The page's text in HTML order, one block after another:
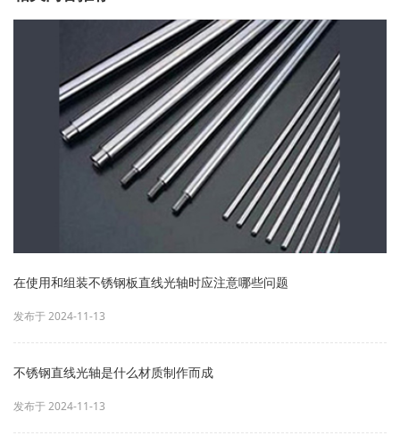
在使用和组装不锈钢板直线光轴时应注意哪些问题
发布于 2024-11-13
不锈钢直线光轴是什么材质制作而成
发布于 2024-11-13